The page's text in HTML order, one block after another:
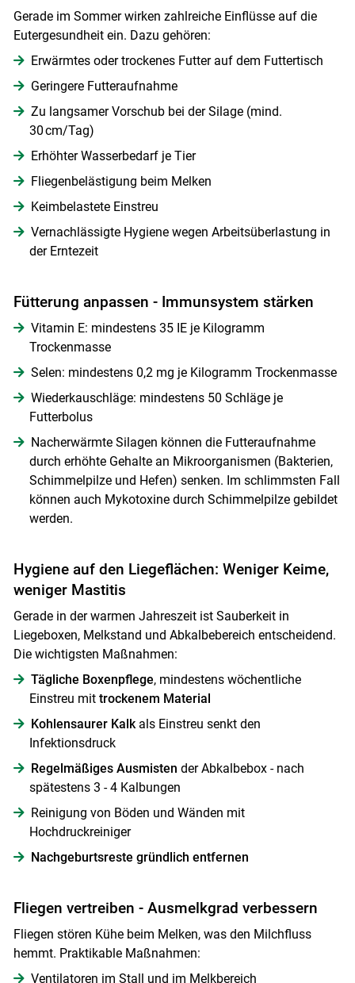
Gerade im Sommer wirken zahlreiche Einflüsse auf die
Eutergesundheit ein. Dazu gehören:
Erwärmtes oder trockenes Futter auf dem Futtertisch
Geringere Futteraufnahme
Zu langsamer Vorschub bei der Silage (mind.
30 cm/Tag)
Erhöhter Wasserbedarf je Tier
Fliegenbelästigung beim Melken
Keimbelastete Einstreu
Vernachlässigte Hygiene wegen Arbeitsüberlastung in
der Erntezeit
Fütterung anpassen - Immunsystem stärken
Vitamin E: mindestens 35 IE je Kilogramm
Trockenmasse
Selen: mindestens 0,2 mg je Kilogramm Trockenmasse
Wiederkauschläge: mindestens 50 Schläge je
Futterbolus
Nacherwärmte Silagen können die Futteraufnahme
durch erhöhte Gehalte an Mikroorganismen (Bakterien,
Schimmelpilze und Hefen) senken. Im schlimmsten Fall
können auch Mykotoxine durch Schimmelpilze gebildet
werden.
Hygiene auf den Liegeflächen: Weniger Keime,
weniger Mastitis
Gerade in der warmen Jahreszeit ist Sauberkeit in
Liegeboxen, Melkstand und Abkalbebereich entscheidend.
Die wichtigsten Maßnahmen:
Tägliche Boxenpflege, mindestens wöchentliche
Einstreu mit trockenem Material
Kohlensaurer Kalkals Einstreu senkt den
Infektionsdruck
Regelmäßiges Ausmisten der Abkalbebox - nach
spätestens 3 - 4 Kalbungen
Reinigung von Böden und Wänden mit
Hochdruckreiniger
Nachgeburtsreste gründlich entfernen
Fliegen vertreiben - Ausmelkgrad verbessern
Fliegen stören Kühe beim Melken, was den Milchfluss
hemmt. Praktikable Maßnahmen:
Ventilatoren im Stall und im Melkbereich